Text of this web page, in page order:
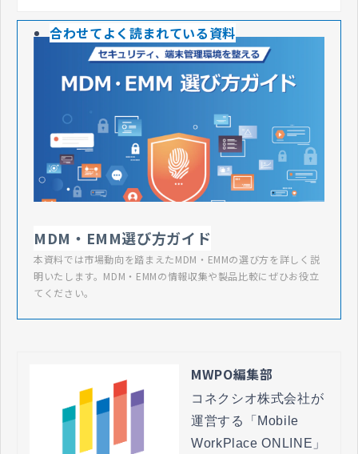
合わせてよく読まれている資料
MDM・EMM選び方ガイド
本資料では市場動向を踏まえたMDM・EMMの選び方を詳しく説
明いたします。MDM・EMMの情報収集や製品比較にぜひお役立
てください。
MWPO編集部
コネクシオ株式会社が
運営する「Mobile
WorkPlace ONLINE」